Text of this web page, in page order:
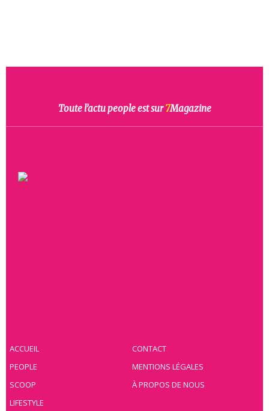
Toute l’actu people est sur7Magazine
ACCUEIL
PEOPLE
SCOOP
LIFESTYLE
CONTACT
MENTIONS LÉGALES
À PROPOS DE NOUS